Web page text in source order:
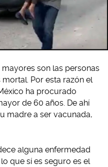
son las personas
Por esta razón el
ha procurado
de 60 años. De ahí
madre a ser vacunada,
alguna enfermedad
que sí es seguro es el